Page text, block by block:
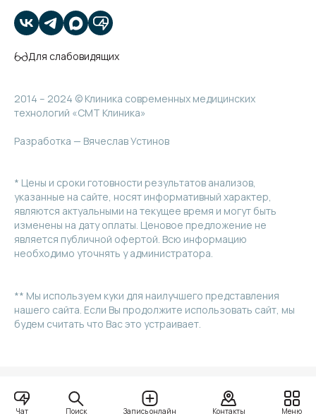
Чат Поиск Запись онлайн Контакты Меню
Для слабовидящих
2014 – 2024 © Клиника современных медицинских
технологий «СМТ Клиника»
Разработка — Вячеслав Устинов
* Цены и сроки готовности результатов анализов,
указанные на сайте, носят информативный характер,
являются актуальными на текущее время и могут быть
изменены на дату оплаты. Ценовое предложение не
является публичной офертой. Всю информацию
необходимо уточнять у администратора.
** Мы используем куки для наилучшего представления
нашего сайта. Если Вы продолжите использовать сайт, мы
будем считать что Вас это устраивает.